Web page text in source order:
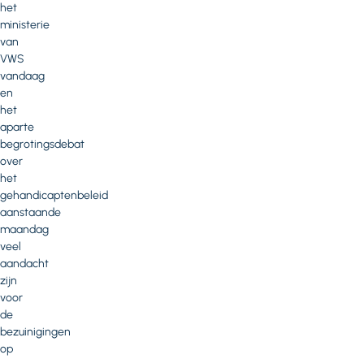
het
ministerie
van
VWS
vandaag
en
het
aparte
begrotingsdebat
over
het
gehandicaptenbeleid
aanstaande
maandag
veel
aandacht
zijn
voor
de
bezuinigingen
op